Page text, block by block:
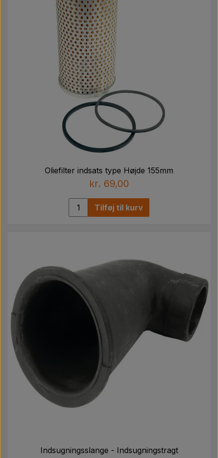
Oliefilter indsats type Højde 155mm
kr. 69,00
Tilføj til kurv
Indsugningsslange - Indsugningstragt